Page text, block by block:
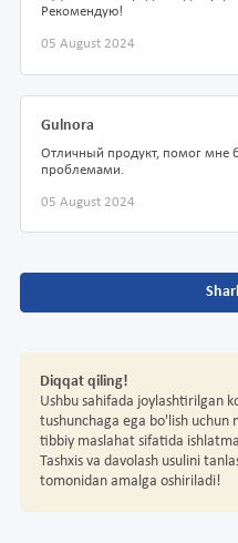
Рекомендую!
05 August 2024
Gulnora
Отличный продукт, помог мне
проблемами.
05 August 2024
Diqqat qiling!
Ushbu sahifada joylashtirilgan
tushunchaga ega bo'lish
tibbiy maslahat sifatida
Tashxis va davolash usulini
tomonidan amalga oshiriladi!